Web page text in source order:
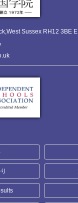
West Sussex RH12 3BE